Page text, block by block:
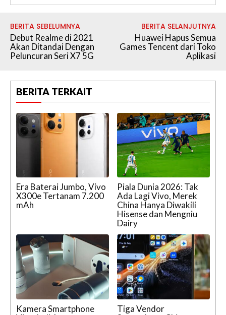
BERITA SEBELUMNYA
Debut Realme di 2021
Akan Ditandai Dengan
Peluncuran Seri X7 5G
BERITA SELANJUTNYA
Huawei Hapus Semua
Games Tencent dari Toko
Aplikasi
BERITA TERKAIT
Era Baterai Jumbo, Vivo
X300e Tertanam 7.200
mAh
Piala Dunia 2026: Tak
Ada Lagi Vivo, Merek
China Hanya Diwakili
Hisense dan Mengniu
Dairy
Kamera Smartphone
Tiga Vendor